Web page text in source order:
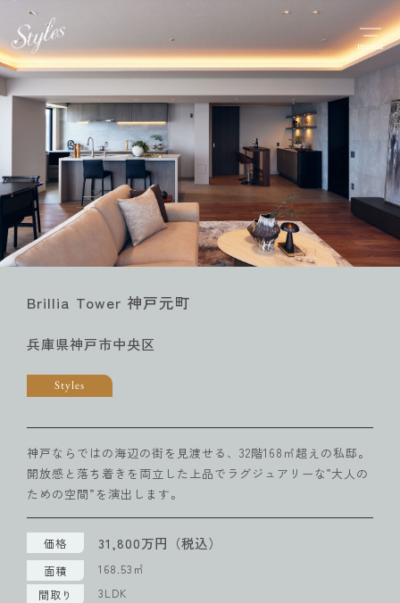
menu
Brillia Tower 神戸元町
兵庫県神戸市中央区
Styles
神戸ならではの海辺の街を見渡せる、32階168㎡超えの私邸。
開放感と落ち着きを両立した上品でラグジュアリーな‟大人の
ための空間”を演出します。
価格 31,800万円（税込）
面積
168.53㎡
間取り
3LDK